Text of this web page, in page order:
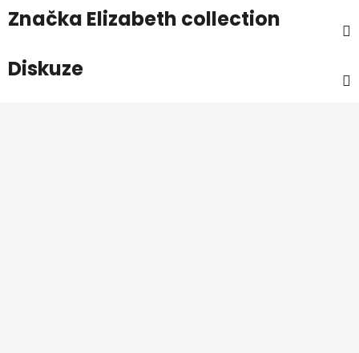
Značka Elizabeth collection
Diskuze